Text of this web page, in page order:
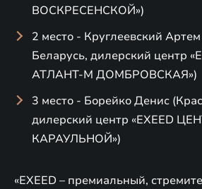
ВОСКРЕСЕНСКОЙ»)
2 место - Круглеевский
Беларусь, дилерский центр
АТЛАНТ-М ДОМБРОВСКАЯ»)
3 место - Борейко Денис
дилерский центр «EXEED
КАРАУЛЬНОЙ»)
«EXEED – премиальный,